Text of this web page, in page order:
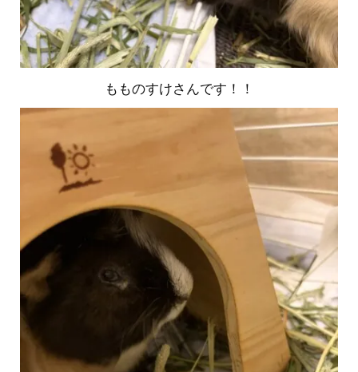
もものすけさんです！！